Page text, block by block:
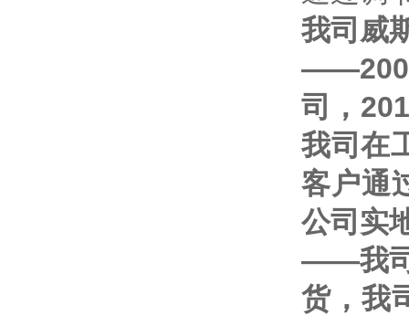
我司威
司，
我司在
客户通
公司实
——我司
货，我